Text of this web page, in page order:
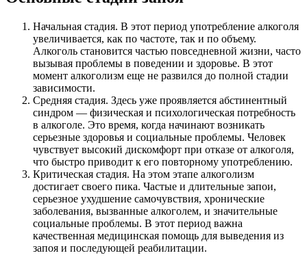
Начальная стадия. В этот период употребление алкоголя
увеличивается, как по частоте, так и по объему.
Алкоголь становится частью повседневной жизни, часто
вызывая проблемы в поведении и здоровье. В этот
момент алкоголизм еще не развился до полной стадии
зависимости.
Средняя стадия. Здесь уже проявляется абстинентный
синдром — физическая и психологическая потребность
в алкоголе. Это время, когда начинают возникать
серьезные здоровья и социальные проблемы. Человек
чувствует высокий дискомфорт при отказе от алкоголя,
что быстро приводит к его повторному употреблению.
Критическая стадия. На этом этапе алкоголизм
достигает своего пика. Частые и длительные запои,
серьезное ухудшение самочувствия, хронические
заболевания, вызванные алкоголем, и значительные
социальные проблемы. В этот период важна
качественная медицинская помощь для выведения из
запоя и последующей реабилитации.